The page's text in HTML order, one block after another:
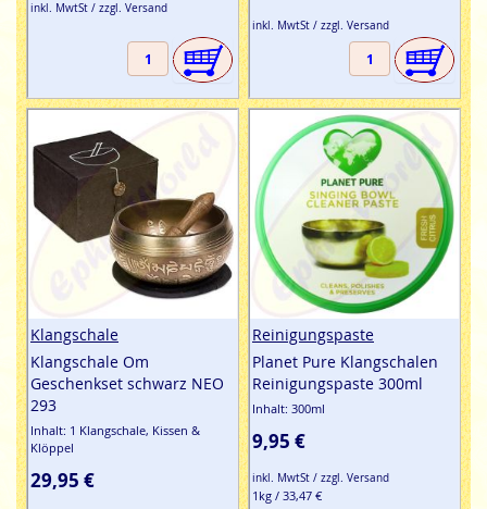
inkl. MwtSt / zzgl. Versand
inkl. MwtSt / zzgl. Versand
Klangschale
Klangschale Om
Geschenkset schwarz NEO
293
Inhalt: 1 Klangschale, Kissen &
Klöppel
29,95 €
Reinigungspaste
Planet Pure Klangschalen
Reinigungspaste 300ml
Inhalt: 300ml
9,95 €
inkl. MwtSt / zzgl. Versand
1kg / 33,47 €